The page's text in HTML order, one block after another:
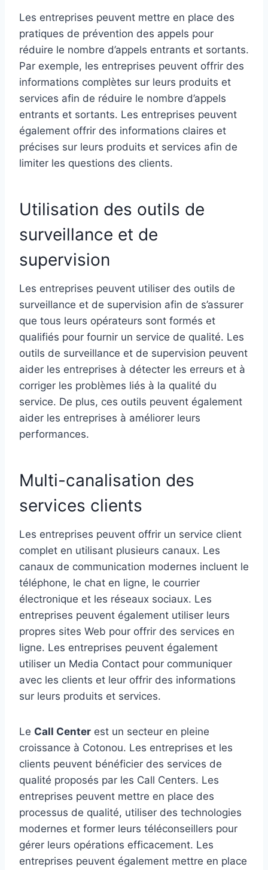
Les entreprises peuvent mettre en place des
pratiques de prévention des appels pour
réduire le nombre d’appels entrants et sortants.
Par exemple, les entreprises peuvent offrir des
informations complètes sur leurs produits et
services afin de réduire le nombre d’appels
entrants et sortants. Les entreprises peuvent
également offrir des informations claires et
précises sur leurs produits et services afin de
limiter les questions des clients.
Utilisation des outils de
surveillance et de
supervision
Les entreprises peuvent utiliser des outils de
surveillance et de supervision afin de s’assurer
que tous leurs opérateurs sont formés et
qualifiés pour fournir un service de qualité. Les
outils de surveillance et de supervision peuvent
aider les entreprises à détecter les erreurs et à
corriger les problèmes liés à la qualité du
service. De plus, ces outils peuvent également
aider les entreprises à améliorer leurs
performances.
Multi-canalisation des
services clients
Les entreprises peuvent offrir un service client
complet en utilisant plusieurs canaux. Les
canaux de communication modernes incluent le
téléphone, le chat en ligne, le courrier
électronique et les réseaux sociaux. Les
entreprises peuvent également utiliser leurs
propres sites Web pour offrir des services en
ligne. Les entreprises peuvent également
utiliser un Media Contact pour communiquer
avec les clients et leur offrir des informations
sur leurs produits et services.
Le Call Center est un secteur en pleine
croissance à Cotonou. Les entreprises et les
clients peuvent bénéficier des services de
qualité proposés par les Call Centers. Les
entreprises peuvent mettre en place des
processus de qualité, utiliser des technologies
modernes et former leurs téléconseillers pour
gérer leurs opérations efficacement. Les
entreprises peuvent également mettre en place